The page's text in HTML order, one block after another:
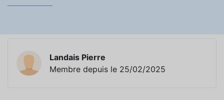
Landais Pierre
Membre depuis le 25/02/2025